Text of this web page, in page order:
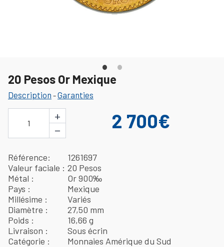
20 Pesos Or Mexique
Description -Garanties
1
+
−
2 700€
Référence
1261697
Valeur faciale
20 Pesos
Métal
Or 900‰
Pays
Mexique
Millésime
Variés
Diamètre
27,50 mm
Poids
16,66 g
Livraison
Sous écrin
Catégorie
Monnaies Amérique du Sud